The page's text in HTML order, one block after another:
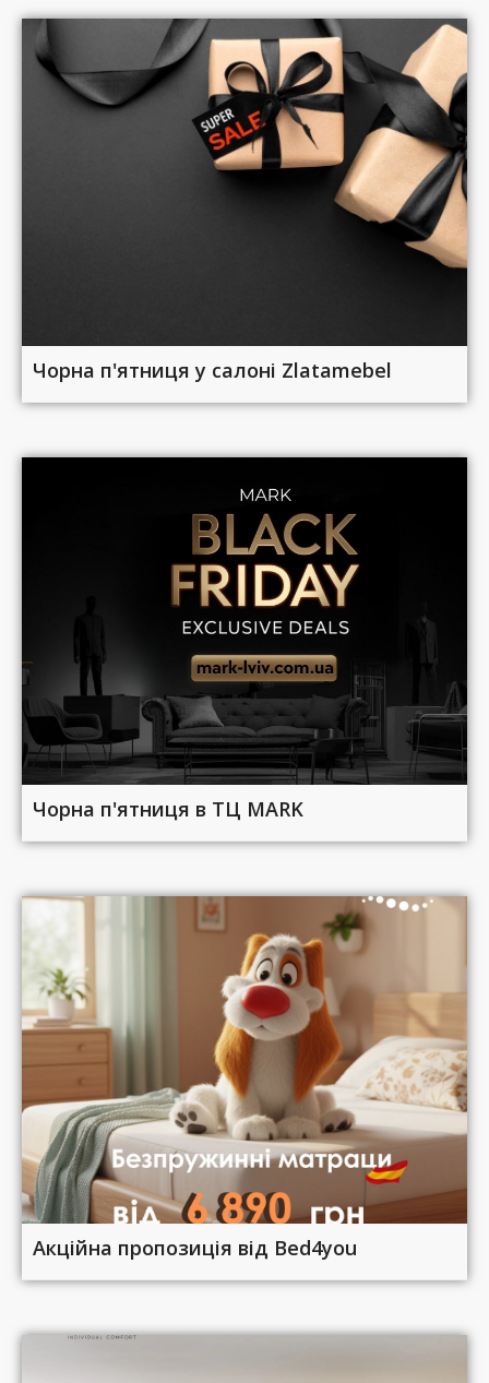
Чорна п'ятниця у салоні Zlatamebel
Чорна п'ятниця в ТЦ MARK
Акційна пропозиція від Bed4you